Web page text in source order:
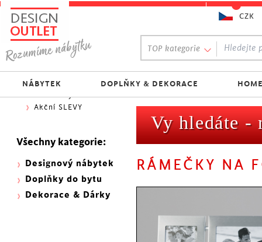
Vy hledáte -
RÁMEČKY NA
Oblíbený výběr:
300 NOVINEK
333 BESTSELLERŮ
Nejlevnější do 1.500 Kč
Skladovky
Akční SLEVY
Všechny kategorie:
Designový nábytek
Doplňky do bytu
Dekorace & Dárky
TOP kategorie
NÁBYTEK DOPLŇKY & DEKORACE
CZK